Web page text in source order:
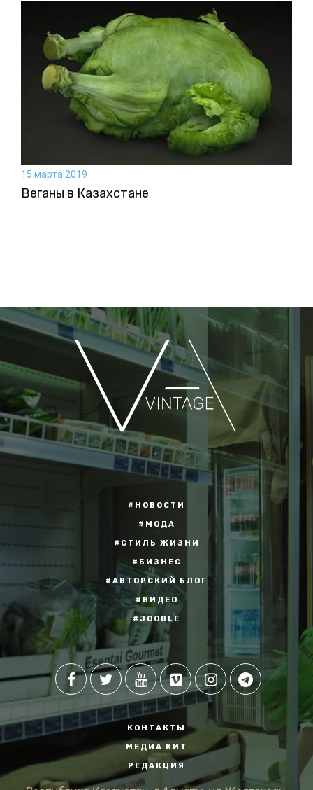
15 марта 2019
Веганы в Казахстане
#НОВОСТИ
#МОДА
#СТИЛЬ ЖИЗНИ
#БИЗНЕС
#АВТОРСКИЙ БЛОГ
#ВИДЕО
#JOOBLE
КОНТАКТЫ
МЕДИА КИТ
РЕДАКЦИЯ